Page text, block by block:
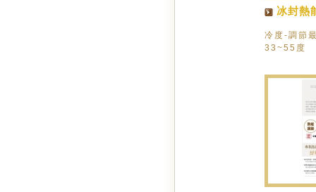
冰封熱
冷度-調節
33~55度